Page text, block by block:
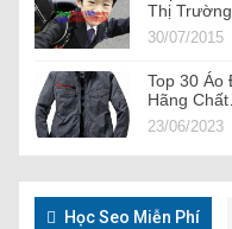
Thị
30/07/2015
Top 30 Áo
Hãng
23/06/2023
Học Seo Miễn Phí